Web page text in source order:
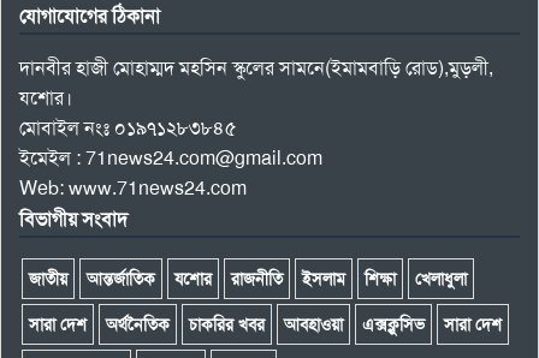
যোগাযোগের ঠিকানা
দানবীর হাজী মোহাম্মদ মহসিন স্কুলের সামনে(ইমামবাড়ি রোড),মুড়লী,
যশোর।
মোবাইল নংঃ ০১৯৭১২৮৩৮৪৫
ইমেইল : 71news24.com@gmail.com
Web: www.71news24.com
বিভাগীয় সংবাদ
জাতীয় আন্তর্জাতিক যশোর রাজনীতি ইসলাম শিক্ষা খেলাধুলা
সারা দেশ অর্থনৈতিক চাকরির খবর আবহাওয়া এক্সক্লুসিভ সারা দেশ